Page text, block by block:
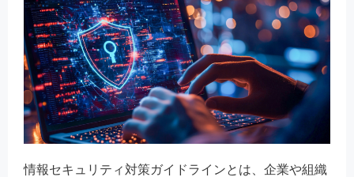
情報セキュリティ対策ガイドラインとは、企業や組織